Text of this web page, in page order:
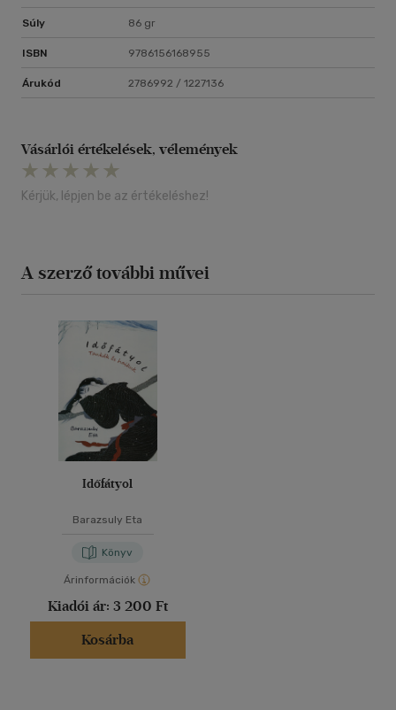
Súly 86 gr
ISBN 9786156168955
Árukód 2786992 / 1227136
Vásárlói értékelések, vélemények
Kérjük, lépjen be az értékeléshez!
A szerző további művei
Időfátyol
Barazsuly Eta
Könyv
Árinformációk
Kiadói ár: 3 200 Ft
Kosárba